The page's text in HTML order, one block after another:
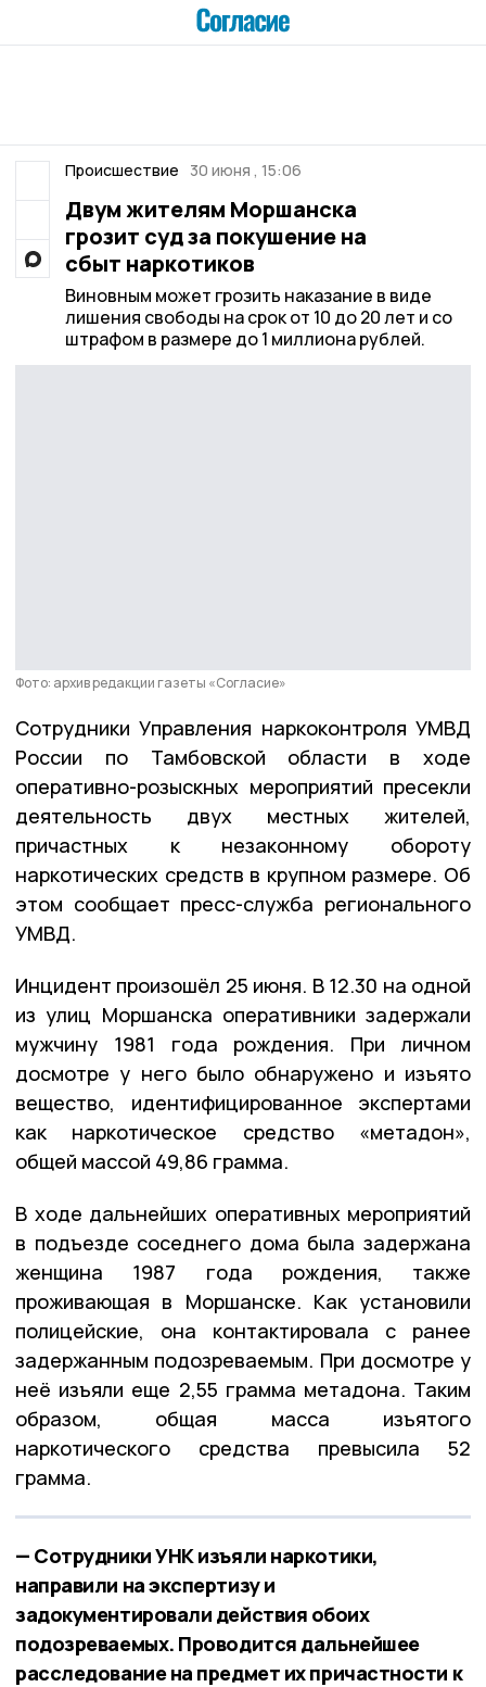
Происшествие 30 июня , 15:06
Двум жителям Моршанска
грозит суд за покушение на
сбыт наркотиков
Виновным может грозить наказание в виде
лишения свободы на срок от 10 до 20 лет и со
штрафом в размере до 1 миллиона рублей.
Фото: архив редакции газеты «Согласие»
Сотрудники Управления наркоконтроля УМВД
России по Тамбовской области в ходе
оперативно-розыскных мероприятий пресекли
деятельность двух местных жителей,
причастных к незаконному обороту
наркотических средств в крупном размере. Об
этом сообщает пресс-служба регионального
УМВД.
Инцидент произошёл 25 июня. В 12.30 на одной
из улиц Моршанска оперативники задержали
мужчину 1981 года рождения. При личном
досмотре у него было обнаружено и изъято
вещество, идентифицированное экспертами
как наркотическое средство «метадон»,
общей массой 49,86 грамма.
В ходе дальнейших оперативных мероприятий
в подъезде соседнего дома была задержана
женщина 1987 года рождения, также
проживающая в Моршанске. Как установили
полицейские, она контактировала с ранее
задержанным подозреваемым. При досмотре у
неё изъяли еще 2,55 грамма метадона. Таким
образом, общая масса изъятого
наркотического средства превысила 52
грамма.
— Сотрудники УНК изъяли наркотики,
направили на экспертизу и
задокументировали действия обоих
подозреваемых. Проводится дальнейшее
расследование на предмет их причастности к